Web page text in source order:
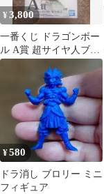
¥3,800
一番くじ ドラゴンボー
ル A賞 超サイヤ人ブロ
リーフルパワー
¥580
ドラ消し ブロリー ミニ
フィギュア